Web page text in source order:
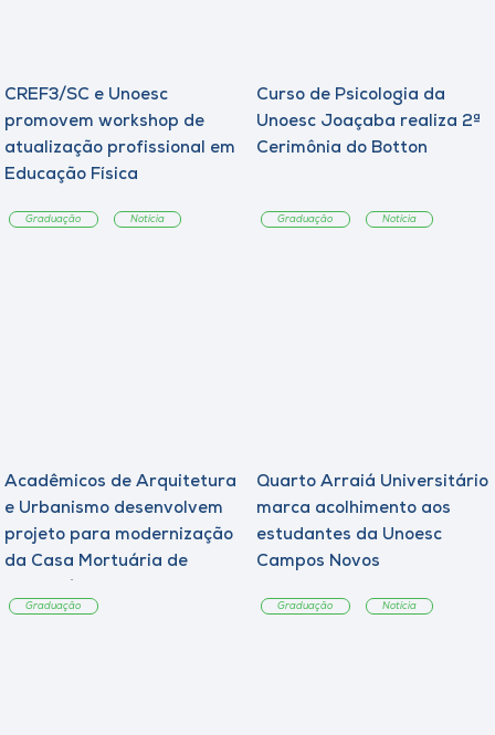
CREF3/SC e Unoesc
promovem workshop de
atualização profissional em
Educação Física
Graduação Notícia
Curso de Psicologia da
Unoesc Joaçaba realiza 2ª
Cerimônia do Botton
Graduação Notícia
Acadêmicos de Arquitetura
e Urbanismo desenvolvem
projeto para modernização
da Casa Mortuária de
Graduação
Quarto Arraiá Universitário
marca acolhimento aos
estudantes da Unoesc
Campos Novos
Graduação Notícia